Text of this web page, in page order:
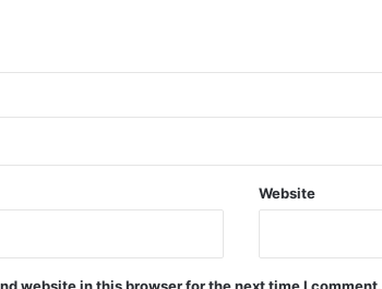
Website
website in this browser for the next time I comment.